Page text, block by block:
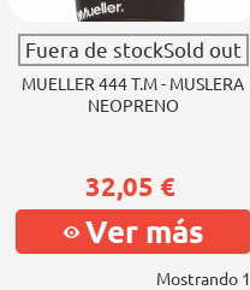
Fuera de stockSold out
MUELLER 444 T.M - MUSLERA
NEOPRENO
32,05 €
Ver más
Mostrando 1